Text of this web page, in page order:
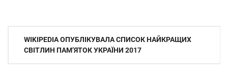
Навігація
записів
WIKIPEDIA ОПУБЛІКУВАЛА СПИСОК НАЙКРАЩИХ
СВІТЛИН ПАМ’ЯТОК УКРАЇНИ 2017